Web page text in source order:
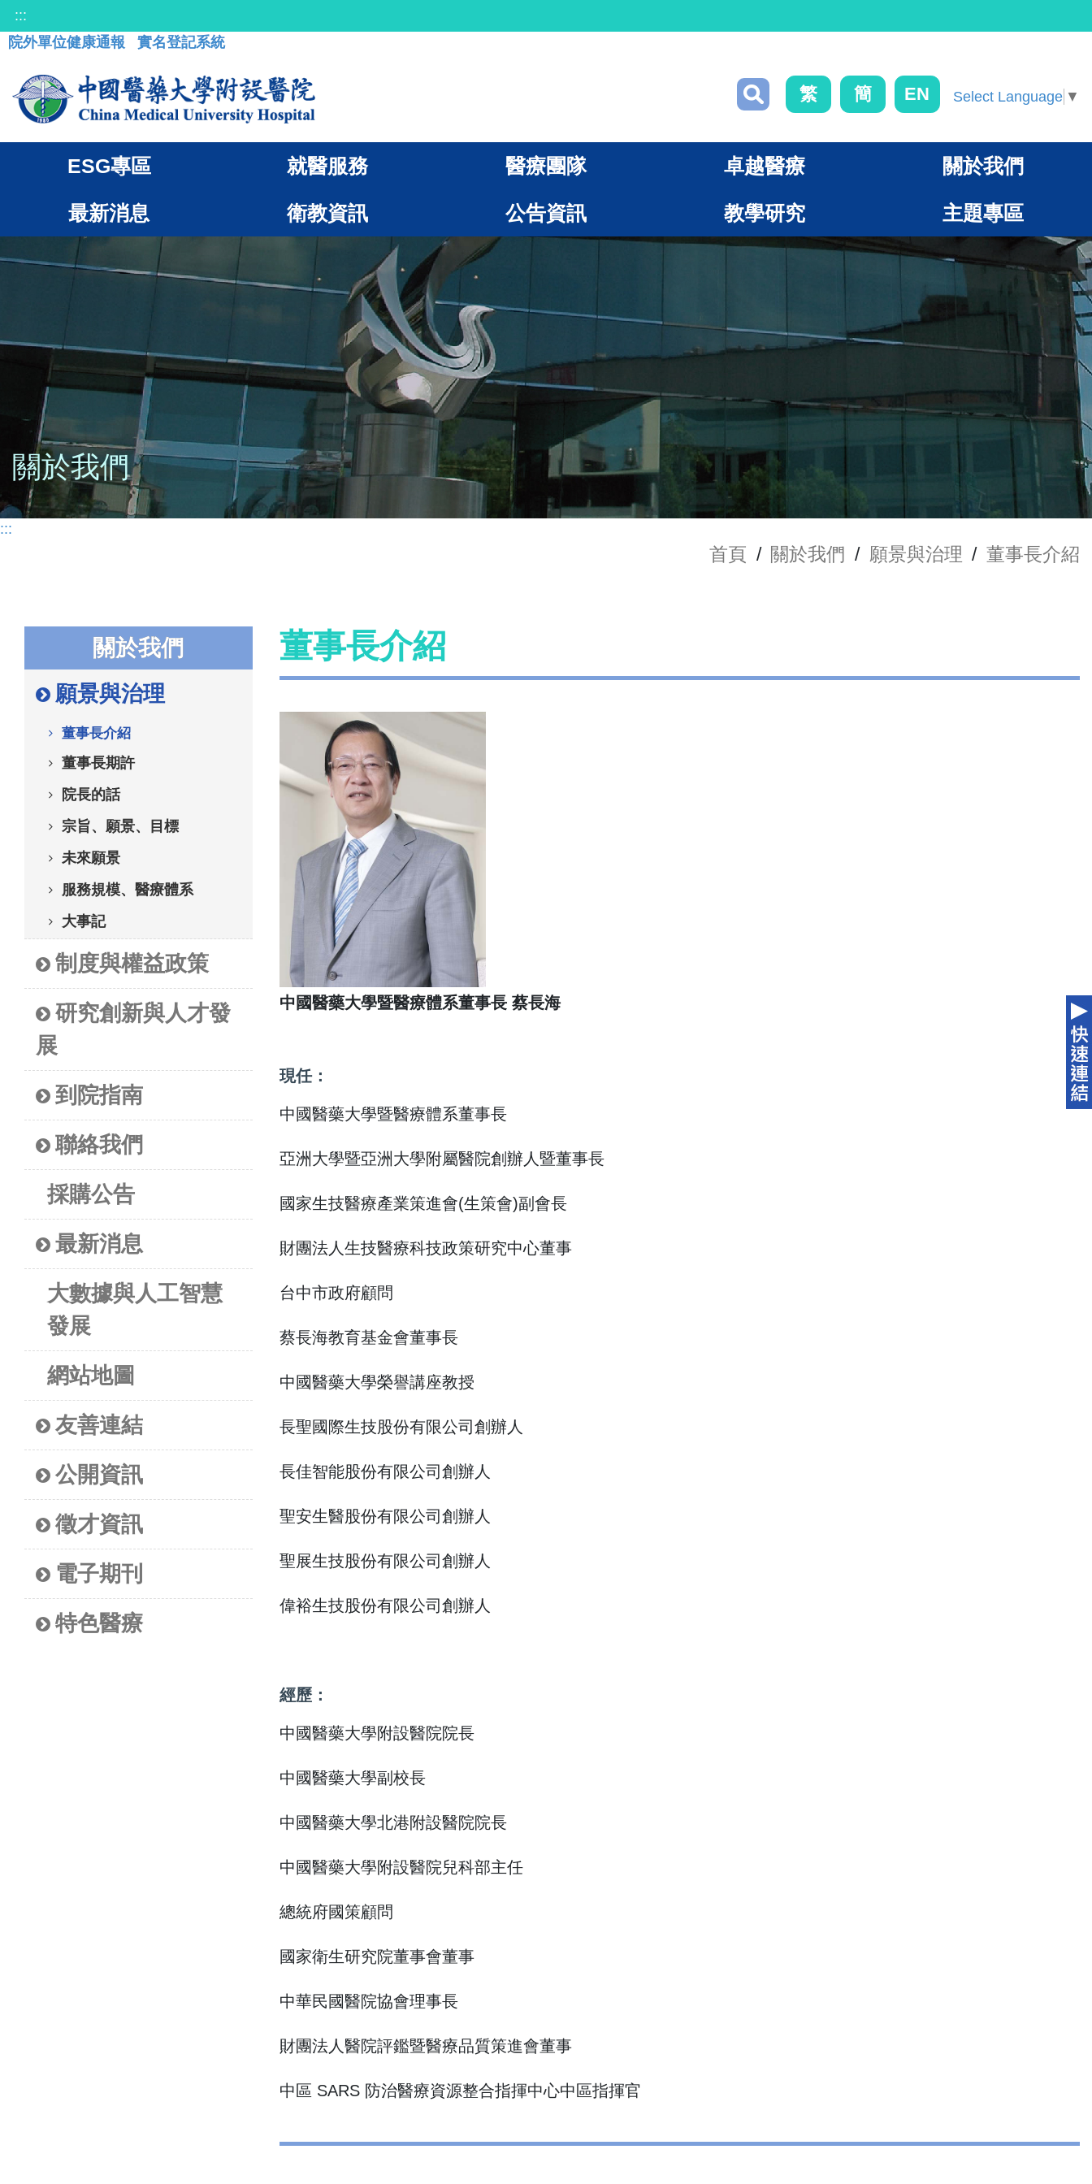
:::
院外單位健康通報
實名登記系統
繁 簡 EN Select Language ▼
ESG專區 就醫服務 醫療團隊 卓越醫療 關於我們
最新消息 衛教資訊 公告資訊 教學研究 主題專區
關於我們
:::
首頁 / 關於我們 / 願景與治理 / 董事長介紹
關於我們
願景與治理
董事長介紹
董事長期許
院長的話
宗旨、願景、目標
未來願景
服務規模、醫療體系
大事記
制度與權益政策
研究創新與人才發
展
到院指南
聯絡我們
採購公告
最新消息
大數據與人工智慧
發展
網站地圖
友善連結
公開資訊
徵才資訊
電子期刊
特色醫療
董事長介紹
中國醫藥大學暨醫療體系董事長 蔡長海
現任：
中國醫藥大學暨醫療體系董事長
亞洲大學暨亞洲大學附屬醫院創辦人暨董事長
國家生技醫療產業策進會(生策會)副會長
財團法人生技醫療科技政策研究中心董事
台中市政府顧問
蔡長海教育基金會董事長
中國醫藥大學榮譽講座教授
長聖國際生技股份有限公司創辦人
長佳智能股份有限公司創辦人
聖安生醫股份有限公司創辦人
聖展生技股份有限公司創辦人
偉裕生技股份有限公司創辦人
經歷：
中國醫藥大學附設醫院院長
中國醫藥大學副校長
中國醫藥大學北港附設醫院院長
中國醫藥大學附設醫院兒科部主任
總統府國策顧問
國家衛生研究院董事會董事
中華民國醫院協會理事長
財團法人醫院評鑑暨醫療品質策進會董事
中區 SARS 防治醫療資源整合指揮中心中區指揮官